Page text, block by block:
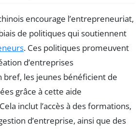
encourage l’entrepreneuriat,
de politiques qui soutiennent
. Ces politiques promeuvent
d’entreprises
bref, les jeunes bénéficient de
grâce à cette aide
inclut l’accès à des formations,
d’entreprise, ainsi que des